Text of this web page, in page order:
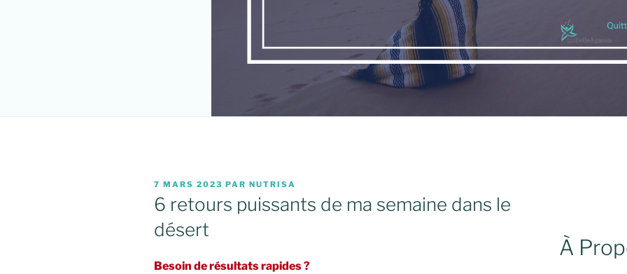
PUBLIÉ
LE
7 MARS 2023 PAR NUTRISA
6 retours puissants de ma semaine dans le
désert
Besoin de résultats rapides ?
À